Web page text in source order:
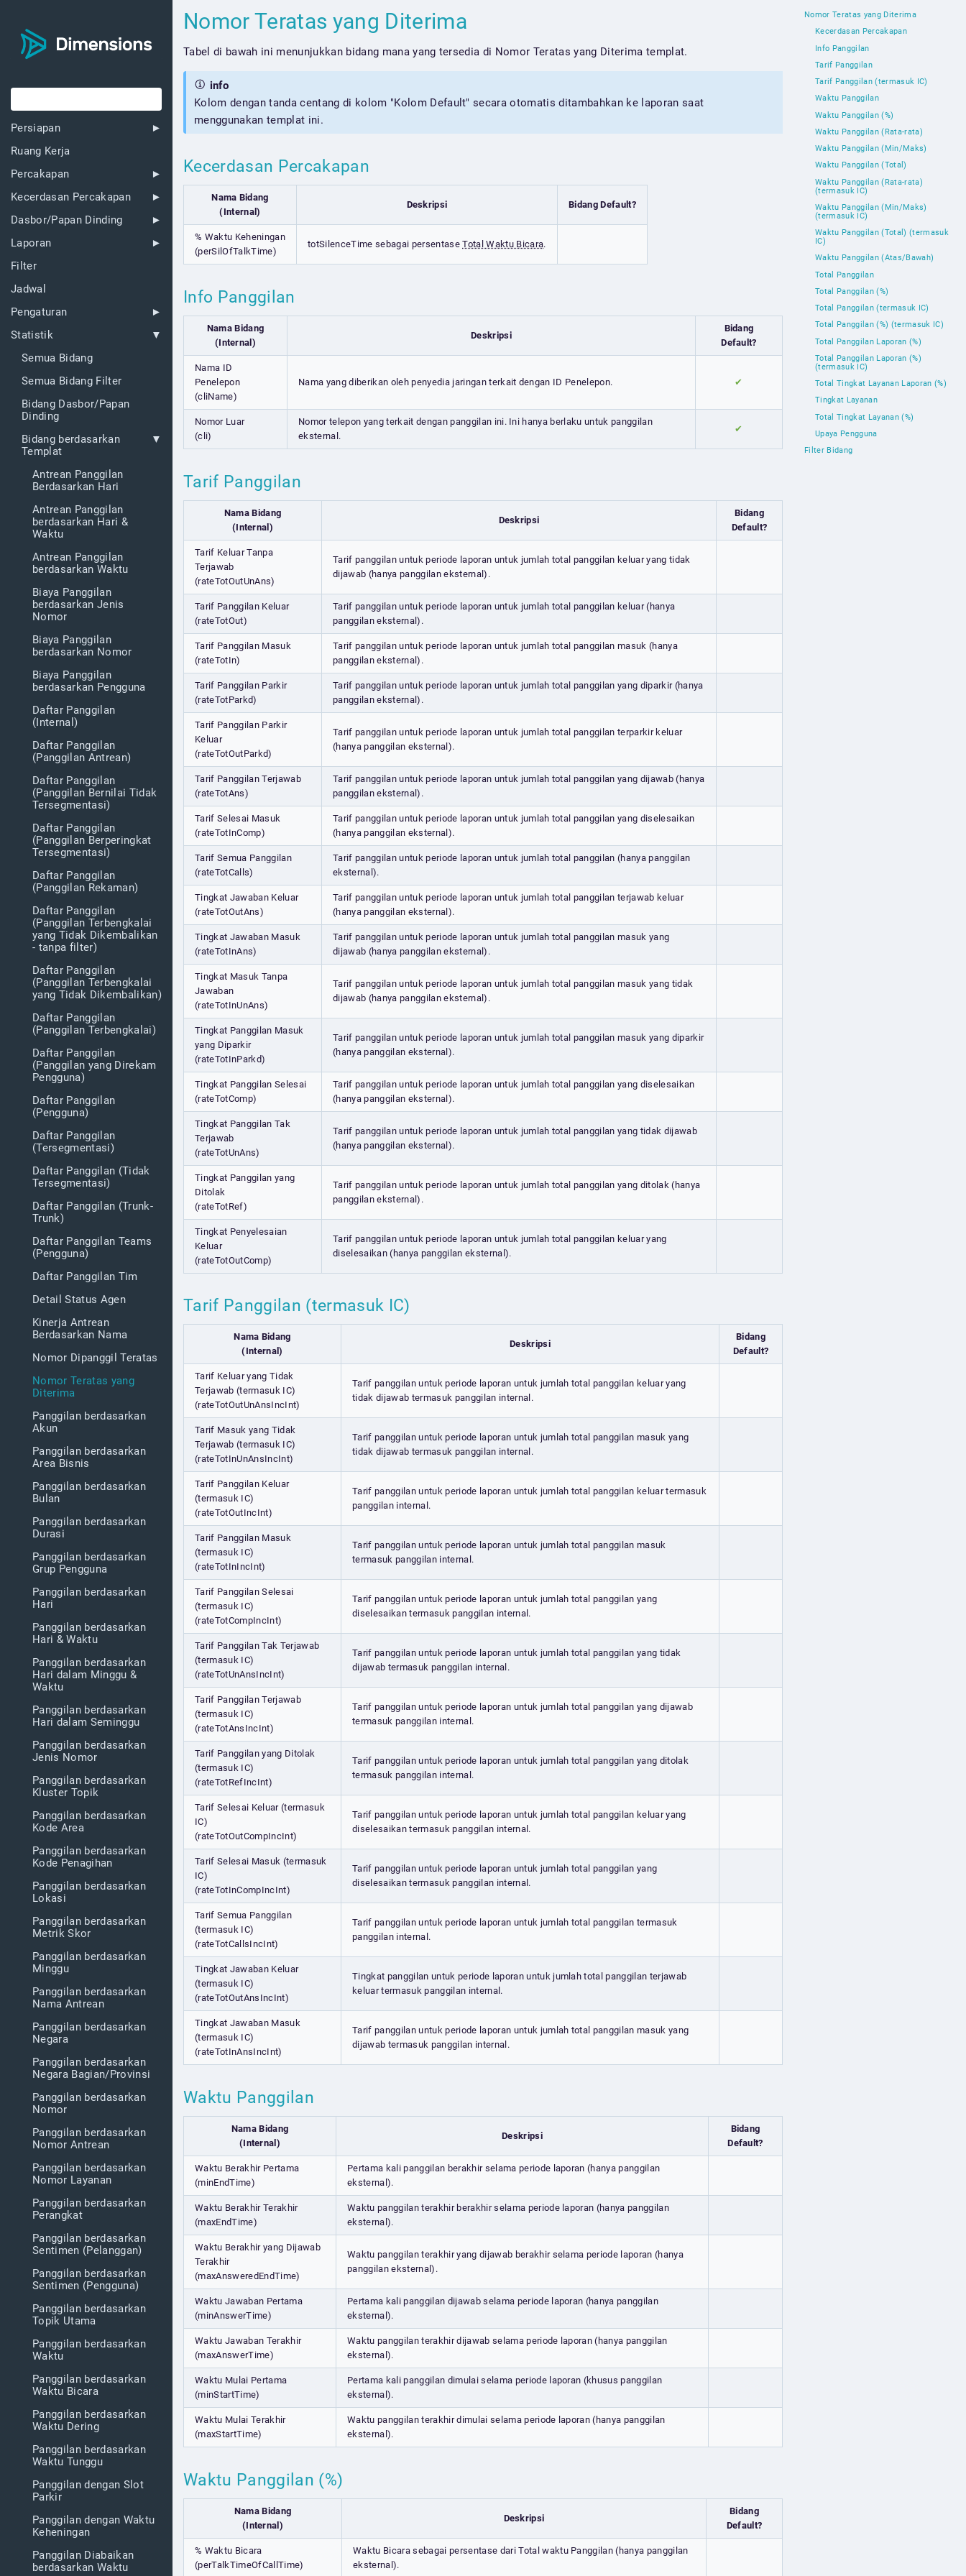
Persiapan
Ruang Kerja
Percakapan
Kecerdasan Percakapan
Dasbor/Papan Dinding
Laporan
Filter
Jadwal
Pengaturan
Statistik
Semua Bidang
Semua Bidang Filter
Bidang Dasbor/Papan
Dinding
Bidang berdasarkan
Templat
Antrean Panggilan
Berdasarkan Hari
Antrean Panggilan
berdasarkan Hari &
Waktu
Antrean Panggilan
berdasarkan Waktu
Biaya Panggilan
berdasarkan Jenis
Nomor
Biaya Panggilan
berdasarkan Nomor
Biaya Panggilan
berdasarkan Pengguna
Daftar Panggilan
(Internal)
Daftar Panggilan
(Panggilan Antrean)
Daftar Panggilan
(Panggilan Bernilai Tidak
Tersegmentasi)
Daftar Panggilan
(Panggilan Berperingkat
Tersegmentasi)
Daftar Panggilan
(Panggilan Rekaman)
Daftar Panggilan
(Panggilan Terbengkalai
yang Tidak Dikembalikan
- tanpa filter)
Daftar Panggilan
(Panggilan Terbengkalai
yang Tidak Dikembalikan)
Daftar Panggilan
(Panggilan Terbengkalai)
Daftar Panggilan
(Panggilan yang Direkam
Pengguna)
Daftar Panggilan
(Pengguna)
Daftar Panggilan
(Tersegmentasi)
Daftar Panggilan (Tidak
Tersegmentasi)
Daftar Panggilan (Trunk-
Trunk)
Daftar Panggilan Teams
(Pengguna)
Daftar Panggilan Tim
Detail Status Agen
Kinerja Antrean
Berdasarkan Nama
Nomor Dipanggil Teratas
Nomor Teratas yang
Diterima
Panggilan berdasarkan
Akun
Panggilan berdasarkan
Area Bisnis
Panggilan berdasarkan
Bulan
Panggilan berdasarkan
Durasi
Panggilan berdasarkan
Grup Pengguna
Panggilan berdasarkan
Hari
Panggilan berdasarkan
Hari & Waktu
Panggilan berdasarkan
Hari dalam Minggu &
Waktu
Panggilan berdasarkan
Hari dalam Seminggu
Panggilan berdasarkan
Jenis Nomor
Panggilan berdasarkan
Kluster Topik
Panggilan berdasarkan
Kode Area
Panggilan berdasarkan
Kode Penagihan
Panggilan berdasarkan
Lokasi
Panggilan berdasarkan
Metrik Skor
Panggilan berdasarkan
Minggu
Panggilan berdasarkan
Nama Antrean
Panggilan berdasarkan
Negara
Panggilan berdasarkan
Negara Bagian/Provinsi
Panggilan berdasarkan
Nomor
Panggilan berdasarkan
Nomor Antrean
Panggilan berdasarkan
Nomor Layanan
Panggilan berdasarkan
Perangkat
Panggilan berdasarkan
Sentimen (Pelanggan)
Panggilan berdasarkan
Sentimen (Pengguna)
Panggilan berdasarkan
Topik Utama
Panggilan berdasarkan
Waktu
Panggilan berdasarkan
Waktu Bicara
Panggilan berdasarkan
Waktu Dering
Panggilan berdasarkan
Waktu Tunggu
Panggilan dengan Slot
Parkir
Panggilan dengan Waktu
Keheningan
Panggilan Diabaikan
berdasarkan Waktu
Nomor Teratas yang Diterima
Tabel di bawah ini menunjukkan bidang mana yang tersedia di Nomor Teratas yang Diterima templat.
info
Kolom dengan tanda centang di kolom "Kolom Default" secara otomatis ditambahkan ke laporan saat
menggunakan templat ini.
Kecerdasan Percakapan
Nama Bidang
(Internal)
Deskripsi Bidang Default?
% Waktu Keheningan
(perSilOfTalkTime)
totSilenceTime sebagai persentaseTotal Waktu Bicara.
Info Panggilan
Nama Bidang
(Internal)
Deskripsi
Bidang
Default?
Nama ID
Penelepon
(cliName)
Nama yang diberikan oleh penyedia jaringan terkait dengan ID Penelepon. ✔
Nomor Luar
(cli)
Nomor telepon yang terkait dengan panggilan ini. Ini hanya berlaku untuk panggilan
eksternal.
✔
Tarif Panggilan
Nama Bidang
(Internal)
Deskripsi
Bidang
Default?
Tarif Keluar Tanpa
Terjawab
(rateTotOutUnAns)
Tarif panggilan untuk periode laporan untuk jumlah total panggilan keluar yang tidak
dijawab (hanya panggilan eksternal).
Tarif Panggilan Keluar
(rateTotOut)
Tarif panggilan untuk periode laporan untuk jumlah total panggilan keluar (hanya
panggilan eksternal).
Tarif Panggilan Masuk
(rateTotIn)
Tarif panggilan untuk periode laporan untuk jumlah total panggilan masuk (hanya
panggilan eksternal).
Tarif Panggilan Parkir
(rateTotParkd)
Tarif panggilan untuk periode laporan untuk jumlah total panggilan yang diparkir (hanya
panggilan eksternal).
Tarif Panggilan Parkir
Keluar
(rateTotOutParkd)
Tarif panggilan untuk periode laporan untuk jumlah total panggilan terparkir keluar
(hanya panggilan eksternal).
Tarif Panggilan Terjawab
(rateTotAns)
Tarif panggilan untuk periode laporan untuk jumlah total panggilan yang dijawab (hanya
panggilan eksternal).
Tarif Selesai Masuk
(rateTotInComp)
Tarif panggilan untuk periode laporan untuk jumlah total panggilan yang diselesaikan
(hanya panggilan eksternal).
Tarif Semua Panggilan
(rateTotCalls)
Tarif panggilan untuk periode laporan untuk jumlah total panggilan (hanya panggilan
eksternal).
Tingkat Jawaban Keluar
(rateTotOutAns)
Tarif panggilan untuk periode laporan untuk jumlah total panggilan terjawab keluar
(hanya panggilan eksternal).
Tingkat Jawaban Masuk
(rateTotInAns)
Tarif panggilan untuk periode laporan untuk jumlah total panggilan masuk yang
dijawab (hanya panggilan eksternal).
Tingkat Masuk Tanpa
Jawaban
(rateTotInUnAns)
Tarif panggilan untuk periode laporan untuk jumlah total panggilan masuk yang tidak
dijawab (hanya panggilan eksternal).
Tingkat Panggilan Masuk
yang Diparkir
(rateTotInParkd)
Tarif panggilan untuk periode laporan untuk jumlah total panggilan masuk yang diparkir
(hanya panggilan eksternal).
Tingkat Panggilan Selesai
(rateTotComp)
Tarif panggilan untuk periode laporan untuk jumlah total panggilan yang diselesaikan
(hanya panggilan eksternal).
Tingkat Panggilan Tak
Terjawab
(rateTotUnAns)
Tarif panggilan untuk periode laporan untuk jumlah total panggilan yang tidak dijawab
(hanya panggilan eksternal).
Tingkat Panggilan yang
Ditolak
(rateTotRef)
Tarif panggilan untuk periode laporan untuk jumlah total panggilan yang ditolak (hanya
panggilan eksternal).
Tingkat Penyelesaian
Keluar
(rateTotOutComp)
Tarif panggilan untuk periode laporan untuk jumlah total panggilan keluar yang
diselesaikan (hanya panggilan eksternal).
Tarif Panggilan (termasuk IC)
Nama Bidang
(Internal)
Deskripsi
Bidang
Default?
Tarif Keluar yang Tidak
Terjawab (termasuk IC)
(rateTotOutUnAnsIncInt)
Tarif panggilan untuk periode laporan untuk jumlah total panggilan keluar yang
tidak dijawab termasuk panggilan internal.
Tarif Masuk yang Tidak
Terjawab (termasuk IC)
(rateTotInUnAnsIncInt)
Tarif panggilan untuk periode laporan untuk jumlah total panggilan masuk yang
tidak dijawab termasuk panggilan internal.
Tarif Panggilan Keluar
(termasuk IC)
(rateTotOutIncInt)
Tarif panggilan untuk periode laporan untuk jumlah total panggilan keluar termasuk
panggilan internal.
Tarif Panggilan Masuk
(termasuk IC)
(rateTotInIncInt)
Tarif panggilan untuk periode laporan untuk jumlah total panggilan masuk
termasuk panggilan internal.
Tarif Panggilan Selesai
(termasuk IC)
(rateTotCompIncInt)
Tarif panggilan untuk periode laporan untuk jumlah total panggilan yang
diselesaikan termasuk panggilan internal.
Tarif Panggilan Tak Terjawab
(termasuk IC)
(rateTotUnAnsIncInt)
Tarif panggilan untuk periode laporan untuk jumlah total panggilan yang tidak
dijawab termasuk panggilan internal.
Tarif Panggilan Terjawab
(termasuk IC)
(rateTotAnsIncInt)
Tarif panggilan untuk periode laporan untuk jumlah total panggilan yang dijawab
termasuk panggilan internal.
Tarif Panggilan yang Ditolak
(termasuk IC)
(rateTotRefIncInt)
Tarif panggilan untuk periode laporan untuk jumlah total panggilan yang ditolak
termasuk panggilan internal.
Tarif Selesai Keluar (termasuk
IC)
(rateTotOutCompIncInt)
Tarif panggilan untuk periode laporan untuk jumlah total panggilan keluar yang
diselesaikan termasuk panggilan internal.
Tarif Selesai Masuk (termasuk
IC)
(rateTotInCompIncInt)
Tarif panggilan untuk periode laporan untuk jumlah total panggilan yang
diselesaikan termasuk panggilan internal.
Tarif Semua Panggilan
(termasuk IC)
(rateTotCallsIncInt)
Tarif panggilan untuk periode laporan untuk jumlah total panggilan termasuk
panggilan internal.
Tingkat Jawaban Keluar
(termasuk IC)
(rateTotOutAnsIncInt)
Tingkat panggilan untuk periode laporan untuk jumlah total panggilan terjawab
keluar termasuk panggilan internal.
Tingkat Jawaban Masuk
(termasuk IC)
(rateTotInAnsIncInt)
Tarif panggilan untuk periode laporan untuk jumlah total panggilan masuk yang
dijawab termasuk panggilan internal.
Waktu Panggilan
Nama Bidang
(Internal)
Deskripsi
Bidang
Default?
Waktu Berakhir Pertama
(minEndTime)
Pertama kali panggilan berakhir selama periode laporan (hanya panggilan
eksternal).
Waktu Berakhir Terakhir
(maxEndTime)
Waktu panggilan terakhir berakhir selama periode laporan (hanya panggilan
eksternal).
Waktu Berakhir yang Dijawab
Terakhir
(maxAnsweredEndTime)
Waktu panggilan terakhir yang dijawab berakhir selama periode laporan (hanya
panggilan eksternal).
Waktu Jawaban Pertama
(minAnswerTime)
Pertama kali panggilan dijawab selama periode laporan (hanya panggilan
eksternal).
Waktu Jawaban Terakhir
(maxAnswerTime)
Waktu panggilan terakhir dijawab selama periode laporan (hanya panggilan
eksternal).
Waktu Mulai Pertama
(minStartTime)
Pertama kali panggilan dimulai selama periode laporan (khusus panggilan
eksternal).
Waktu Mulai Terakhir
(maxStartTime)
Waktu panggilan terakhir dimulai selama periode laporan (hanya panggilan
eksternal).
Waktu Panggilan (%)
Nama Bidang
(Internal)
Deskripsi
Bidang
Default?
% Waktu Bicara
(perTalkTimeOfCallTime)
Waktu Bicara sebagai persentase dari Total waktu Panggilan (hanya panggilan
eksternal).
Nomor Teratas yang Diterima
Kecerdasan Percakapan
Info Panggilan
Tarif Panggilan
Tarif Panggilan (termasuk IC)
Waktu Panggilan
Waktu Panggilan (%)
Waktu Panggilan (Rata-rata)
Waktu Panggilan (Min/Maks)
Waktu Panggilan (Total)
Waktu Panggilan (Rata-rata)
(termasuk IC)
Waktu Panggilan (Min/Maks)
(termasuk IC)
Waktu Panggilan (Total) (termasuk
IC)
Waktu Panggilan (Atas/Bawah)
Total Panggilan
Total Panggilan (%)
Total Panggilan (termasuk IC)
Total Panggilan (%) (termasuk IC)
Total Panggilan Laporan (%)
Total Panggilan Laporan (%)
(termasuk IC)
Total Tingkat Layanan Laporan (%)
Tingkat Layanan
Total Tingkat Layanan (%)
Upaya Pengguna
Filter Bidang